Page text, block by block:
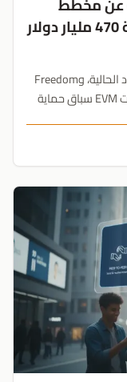
لمحفظة رقمية آمنة كمياً لحماية 470 مليار دولار
إثباتات المعرفة الصفرية تؤمن عبارات الاسترداد الحالية، وFreedom
Factory تطلق محفظة مادية مخصصة لشبكات EVM سباق حماية